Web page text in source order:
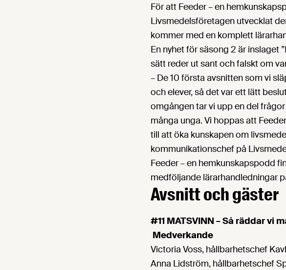
För att Feeder – en
Livsmedelsföretagen utvecklat
kommer med en komplett
En nyhet för säsong 2 är inslaget
sätt reder ut sant och falskt om
– De 10 första avsnitten som vi
och elever, så det var ett lätt
omgången tar vi upp en del
många unga. Vi hoppas att
till att öka kunskapen om
kommunikationschef på
Feeder – en hemkunskapspodd
medföljande lärarhandledningar
Avsnitt och gäster
#11 MATSVINN – Så räddar vi
Medverkande
Victoria Voss, hållbarhetschef
Anna Lidström, hållbarhetschef